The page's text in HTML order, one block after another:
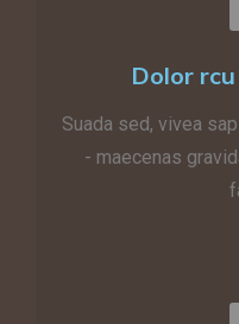
Dolor
Suada sed, vivea
- maecenas